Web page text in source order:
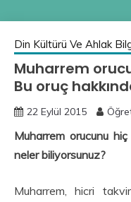
Din Kültürü Ve Ahlak
Muharrem
Bu oruç
22 Eylül 2015
Muharrem orucunu
neler biliyorsunuz?
Muharrem, hicri